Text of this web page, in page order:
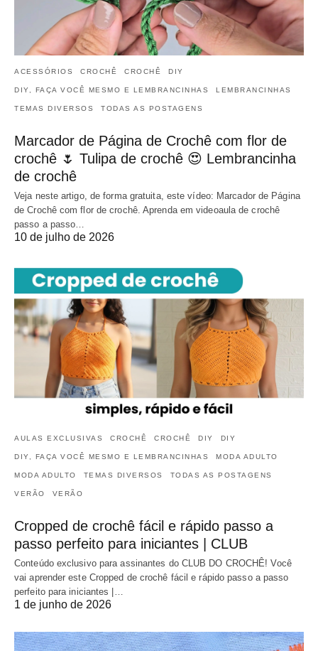
ACESSÓRIOS CROCHÊ CROCHÊ DIY
DIY, FAÇA VOCÊ MESMO E LEMBRANCINHAS LEMBRANCINHAS
TEMAS DIVERSOS TODAS AS POSTAGENS
Marcador de Página de Crochê com flor de
crochê 🌷 Tulipa de crochê 😍 Lembrancinha
de crochê
Veja neste artigo, de forma gratuita, este vídeo: Marcador de Página
de Crochê com flor de crochê. Aprenda em videoaula de crochê
passo a passo…
10 de julho de 2026
AULAS EXCLUSIVAS CROCHÊ CROCHÊ DIY DIY
DIY, FAÇA VOCÊ MESMO E LEMBRANCINHAS MODA ADULTO
MODA ADULTO TEMAS DIVERSOS TODAS AS POSTAGENS
VERÃO VERÃO
Cropped de crochê fácil e rápido passo a
passo perfeito para iniciantes | CLUB
Conteúdo exclusivo para assinantes do CLUB DO CROCHÊ! Você
vai aprender este Cropped de crochê fácil e rápido passo a passo
perfeito para iniciantes |…
1 de junho de 2026